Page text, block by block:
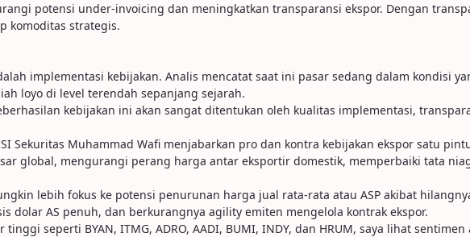
potensi under-invoicing dan meningkatkan transparansi ekspor. Dengan
komoditas strategis.
implementasi kebijakan. Analis mencatat saat ini pasar sedang dalam kondisi
loyo di level terendah sepanjang sejarah.
kebijakan ini akan sangat ditentukan oleh kualitas implementasi,
Sekuritas Muhammad Wafi menjabarkan pro dan kontra kebijakan ekspor satu
global, mengurangi perang harga antar eksportir domestik, memperbaiki tata
lebih fokus ke potensi penurunan harga jual rata-rata atau ASP akibat
dolar AS penuh, dan berkurangnya agility emiten mengelola kontrak ekspor.
tinggi seperti BYAN, ITMG, ADRO, AADI, BUMI, INDY, dan HRUM, saya lihat